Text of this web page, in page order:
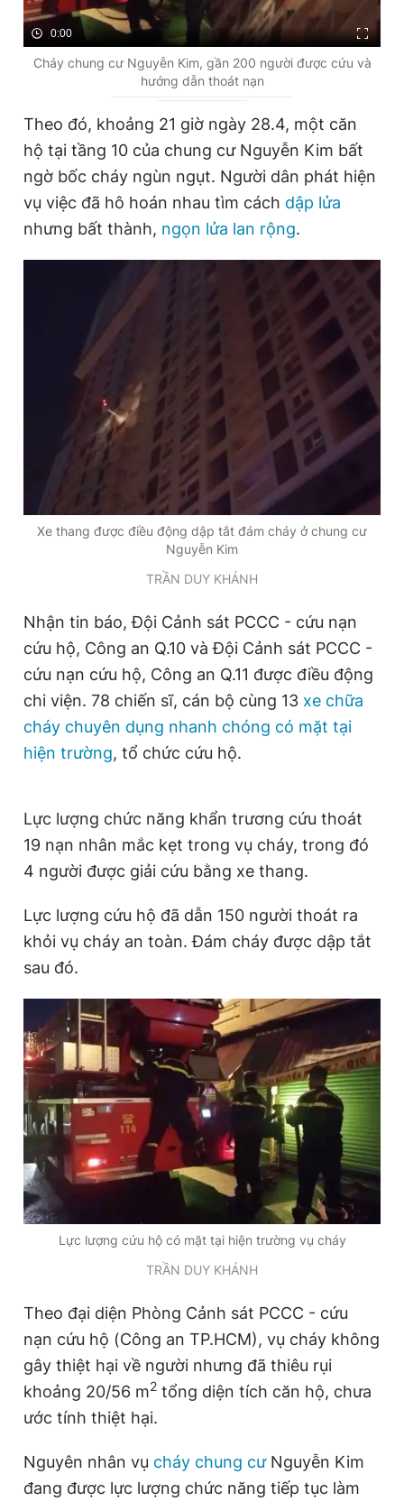
Theo dõi báo trên
0906 645 777 0908 780 404
Đặt báo Quảng cáo RSS Tòa soạn Chính sách bảo
Tổng biên tập: Nguyễn Ngọc Toàn
Phó tổng biên tập thường trực: Hải Thành
Phó tổng biên tập: Trần Việt Hưng
Giấy phép xuất bản số 110/GP - BTTTT cấp ngày 24.3.2020
© 2003-2026 Bản quyền thuộc về Báo Thanh Niên. Cấm sao
chép dưới mọi hình thức nếu không có sự chấp thuận bằng văn
bản. Phát triển bởi ePi Technologies, JSC.
0:00
Cháy chung cư Nguyễn Kim, gần 200 người được cứu và
hướng dẫn thoát nạn
Theo đó, khoảng 21 giờ ngày 28.4, một căn
hộ tại tầng 10 của chung cư Nguyễn Kim bất
ngờ bốc cháy ngùn ngụt. Người dân phát hiện
vụ việc đã hô hoán nhau tìm cách dập lửa
nhưng bất thành, ngọn lửa lan rộng.
Xe thang được điều động dập tắt đám cháy ở chung cư
Nguyễn Kim
TRẦN DUY KHÁNH
Nhận tin báo, Đội Cảnh sát PCCC - cứu nạn
cứu hộ, Công an Q.10 và Đội Cảnh sát PCCC -
cứu nạn cứu hộ, Công an Q.11 được điều động
chi viện. 78 chiến sĩ, cán bộ cùng 13 xe chữa
cháy chuyên dụng nhanh chóng có mặt tại
hiện trường, tổ chức cứu hộ.
Lực lượng chức năng khẩn trương cứu thoát
19 nạn nhân mắc kẹt trong vụ cháy, trong đó
4 người được giải cứu bằng xe thang.
Lực lượng cứu hộ đã dẫn 150 người thoát ra
khỏi vụ cháy an toàn. Đám cháy được dập tắt
sau đó.
Lực lượng cứu hộ có mặt tại hiện trường vụ cháy
TRẦN DUY KHÁNH
Theo đại diện Phòng Cảnh sát PCCC - cứu
nạn cứu hộ (Công an TP.HCM), vụ cháy không
gây thiệt hại về người nhưng đã thiêu rụi
khoảng 20/56 m2 tổng diện tích căn hộ, chưa
ước tính thiệt hại.
Nguyên nhân vụ cháy chung cưNguyễn Kim
đang được lực lượng chức năng tiếp tục làm